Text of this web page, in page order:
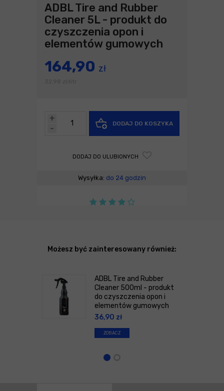
ADBL Tire and Rubber
Cleaner 5L - produkt do
czyszczenia opon i
elementów gumowych
164,90 zł
-
+
DODAJ DO KOSZYKA
DODAJ DO ULUBIONYCH
Wysyłka: do 24 godzin
Możesz być zainteresowany również:
ADBL Tire and Rubber
Cleaner 500ml - produkt
do czyszczenia opon i
elementów gumowych
36,90 zł
ZOBACZ